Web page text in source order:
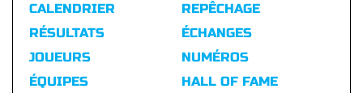
CALENDRIER
RÉSULTATS
REPÊCHAGE
ÉCHANGES
JOUEURS
ÉQUIPES
NUMÉROS
HALL OF FAME